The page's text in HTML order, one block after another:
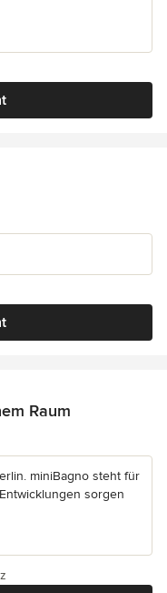
Sternen
Raum
Sternen
miniBagno steht für
sorgen